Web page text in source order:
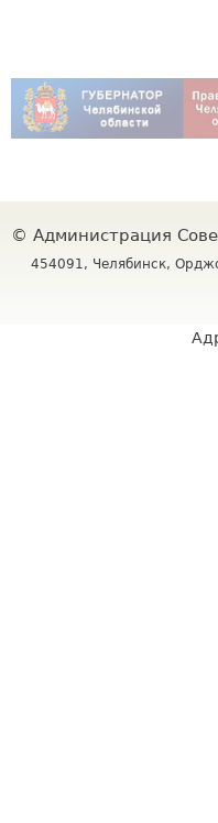
© Администрация
454091, Челябинск,